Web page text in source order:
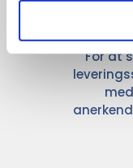
For at